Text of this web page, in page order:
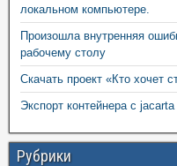
локальном компьютере.
Произошла внутренняя
рабочему столу
Скачать проект «Кто хочет
Экспорт контейнера с jacarta
Рубрики